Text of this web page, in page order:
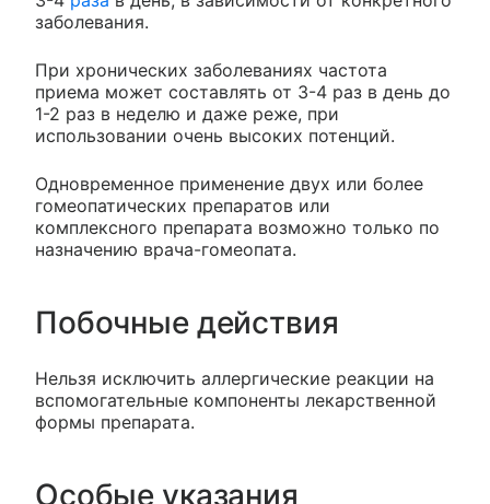
заболевания.
При хронических заболеваниях частота
приема может составлять от 3-4 раз в день до
1-2 раз в неделю и даже реже, при
использовании очень высоких потенций.
Одновременное применение двух или более
гомеопатических препаратов или
комплексного препарата возможно только по
назначению врача-гомеопата.
Побочные действия
Нельзя исключить аллергические реакции на
вспомогательные компоненты лекарственной
формы препарата.
Особые указания